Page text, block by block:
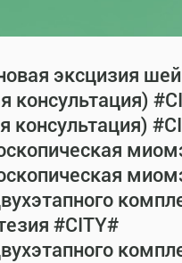
эксцизия
консультация)
консультация)
#CITY#